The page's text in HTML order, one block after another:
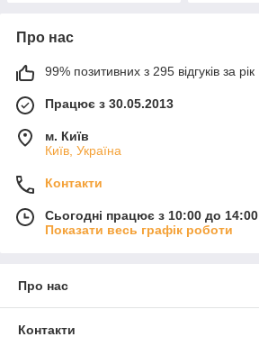
Про нас
99% позитивних з 295 відгуків за рік
Працює з 30.05.2013
м. Київ
Київ, Україна
Контакти
Сьогодні працює з 10:00 до 14:00
Показати весь графік роботи
Про нас
Контакти